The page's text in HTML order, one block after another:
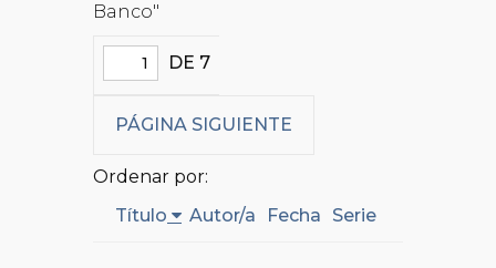
Banco"
DE 7
PÁGINA SIGUIENTE
Ordenar por:
Título
Autor/a Fecha Serie